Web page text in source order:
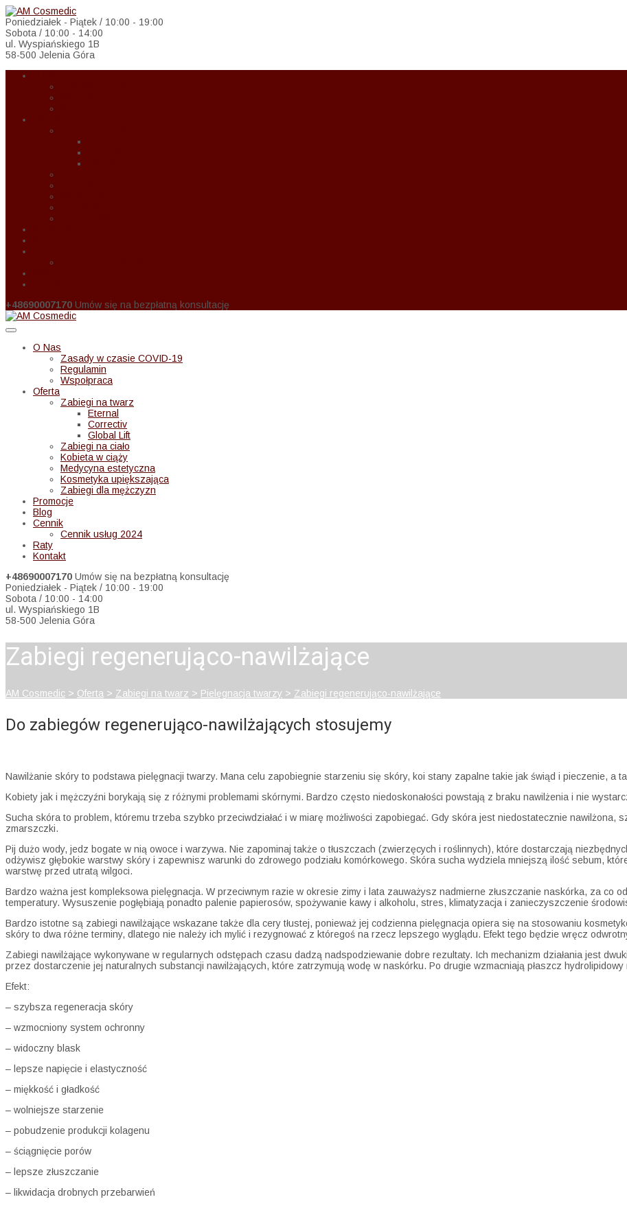
Poniedziałek - Piątek / 10:00 - 19:00
Sobota / 10:00 - 14:00
ul. Wyspiańskiego 1B
58-500 Jelenia Góra
+48690007170 Umów się na bezpłatną konsultację
O Nas
Zasady w czasie COVID-19
Regulamin
Wspołpraca
Oferta
Zabiegi na twarz
Eternal
Correctiv
Global Lift
Zabiegi na ciało
Kobieta w ciąży
Medycyna estetyczna
Kosmetyka upiększająca
Zabiegi dla mężczyzn
Promocje
Blog
Cennik
Cennik usług 2024
Raty
Kontakt
+48690007170 Umów się na bezpłatną konsultację
Poniedziałek - Piątek / 10:00 - 19:00
Sobota / 10:00 - 14:00
ul. Wyspiańskiego 1B
58-500 Jelenia Góra
Zabiegi regenerująco-nawilżające
AM Cosmedic > Oferta > Zabiegi na twarz > Pielęgnacja twarzy > Zabiegi regenerująco-nawilżające
Do zabiegów regenerująco-nawilżających stosujemy
Nawilżanie skóry to podstawa pielęgnacji twarzy. Mana celu zapobiegnie starzeniu się skóry, koi stany zapalne takie jak świąd i pieczenie, a
Kobiety jak i mężczyźni borykają się z różnymi problemami skórnymi. Bardzo często niedoskonałości powstają z braku nawilżenia i nie
Sucha skóra to problem, któremu trzeba szybko przeciwdziałać i w miarę możliwości zapobiegać. Gdy skóra jest niedostatecznie
zmarszczki.
Pij dużo wody, jedz bogate w nią owoce i warzywa. Nie zapominaj także o tłuszczach (zwierzęcych i roślinnych), które dostarczają
odżywisz głębokie warstwy skóry i zapewnisz warunki do zdrowego podziału komórkowego. Skóra sucha wydziela mniejszą ilość sebum,
warstwę przed utratą wilgoci.
Bardzo ważna jest kompleksowa pielęgnacja. W przeciwnym razie w okresie zimy i lata zauważysz nadmierne złuszczanie naskórka, za co
temperatury. Wysuszenie pogłębiają ponadto palenie papierosów, spożywanie kawy i alkoholu, stres, klimatyzacja i zanieczyszczenie
Bardzo istotne są zabiegi nawilżające wskazane także dla cery tłustej, ponieważ jej codzienna pielęgnacja opiera się na stosowaniu
skóry to dwa różne terminy, dlatego nie należy ich mylić i rezygnować z któregoś na rzecz lepszego wyglądu. Efekt tego będzie wręcz
Zabiegi nawilżające wykonywane w regularnych odstępach czasu dadzą nadspodziewanie dobre rezultaty. Ich mechanizm działania jest
przez dostarczenie jej naturalnych substancji nawilżających, które zatrzymują wodę w naskórku. Po drugie wzmacniają płaszcz hydrolipidowy
Efekt:
– szybsza regeneracja skóry
– wzmocniony system ochronny
– widoczny blask
– lepsze napięcie i elastyczność
– miękkość i gładkość
– wolniejsze starzenie
– pobudzenie produkcji kolagenu
– ściągnięcie porów
– lepsze złuszczanie
– likwidacja drobnych przebarwień